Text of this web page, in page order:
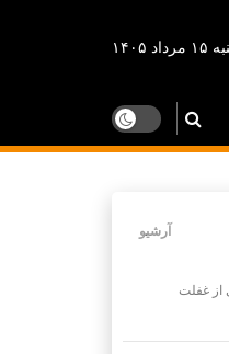
۱۴۰۵
آرشیو
از غفلت